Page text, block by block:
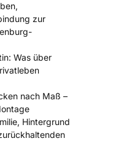
zur
Was über
nach Maß –
Hintergrund